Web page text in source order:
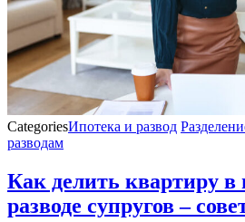
CategoriesИпотека и развод
разводам
Как делить квартиру в
разводе супругов –